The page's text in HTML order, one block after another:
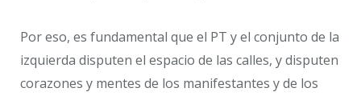
Por eso, es fundamental que el PT y el conjunto de la
izquierda disputen el espacio de las calles, y disputen
corazones y mentes de los manifestantes y de los